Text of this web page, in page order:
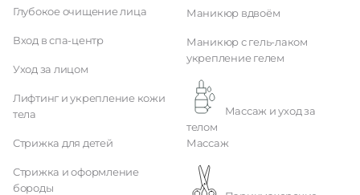
Глубокое очищение лица
Вход в спа-центр
Уход за лицом
Лифтинг и укрепление кожи
тела
Стрижка для детей
Стрижка и оформление
бороды
Маникюр вдвоём
Маникюр с гель-лаком
укрепление гелем
телом
Массаж